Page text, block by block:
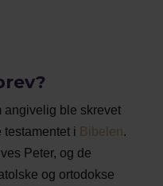
angivelig ble skrevet
testamentet i Bibelen.
Peter, og de
og ortodokse